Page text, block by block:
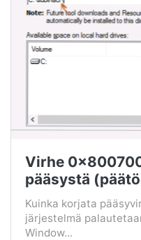
Virhe
pääsystä
Kuinka korjata
järjestelmä
Window...